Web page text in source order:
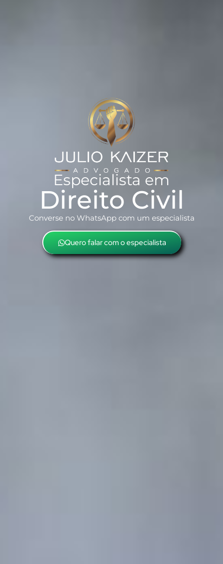
Especialista em
Direito Civil
Converse no WhatsApp com um especialista
Quero falar com o especialista